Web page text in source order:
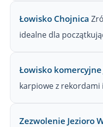
Łowisko Chojnica
idealne dla
Łowisko komercyjne
karpiowe z rekordami
Zezwolenie Jezioro